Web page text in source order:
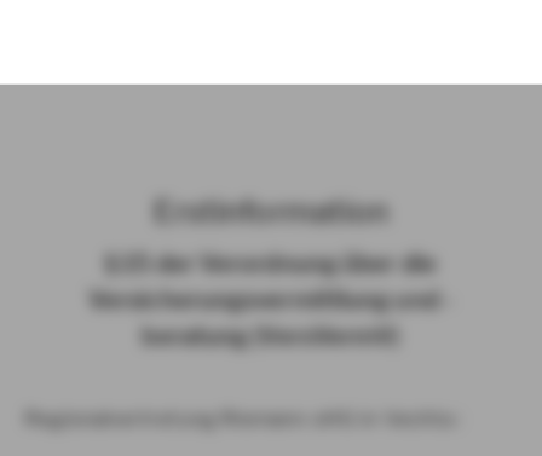
Erst­in­for­ma­ti­on
§ 15 der Ver­ord­nung über die
Ver­si­che­rungs­ver­mitt­lung und -​
beratung (Vers­VermV)